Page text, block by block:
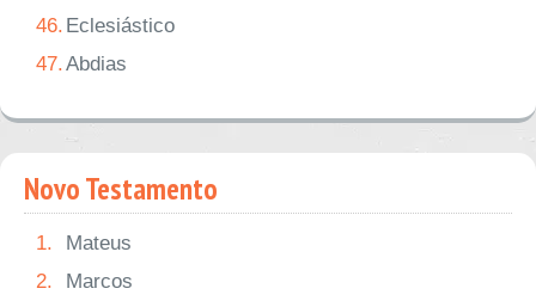
46. Eclesiástico
47.Abdias
Novo Testamento
1.
Mateus
2.
Marcos